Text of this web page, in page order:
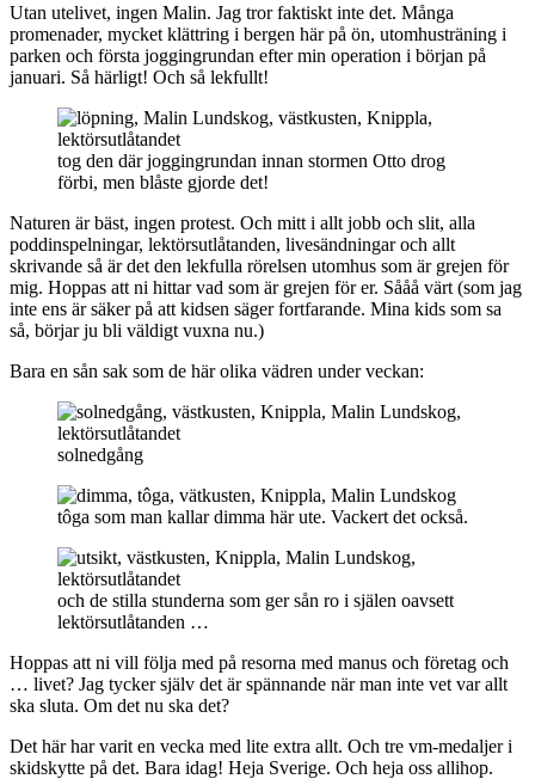
Utan utelivet, ingen Malin. Jag tror faktiskt inte det. Många
promenader, mycket klättring i bergen här på ön, utomhusträning i
parken och första joggingrundan efter min operation i början på
januari. Så härligt! Och så lekfullt!
tog den där joggingrundan innan stormen Otto drog
förbi, men blåste gjorde det!
Naturen är bäst, ingen protest. Och mitt i allt jobb och slit, alla
poddinspelningar, lektörsutlåtanden, livesändningar och allt
skrivande så är det den lekfulla rörelsen utomhus som är grejen för
mig. Hoppas att ni hittar vad som är grejen för er. Sååå värt (som jag
inte ens är säker på att kidsen säger fortfarande. Mina kids som sa
så, börjar ju bli väldigt vuxna nu.)
Bara en sån sak som de här olika vädren under veckan:
solnedgång
tôga som man kallar dimma här ute. Vackert det också.
och de stilla stunderna som ger sån ro i själen oavsett
lektörsutlåtanden …
Hoppas att ni vill följa med på resorna med manus och företag och
… livet? Jag tycker själv det är spännande när man inte vet var allt
ska sluta. Om det nu ska det?
Det här har varit en vecka med lite extra allt. Och tre vm-medaljer i
skidskytte på det. Bara idag! Heja Sverige. Och heja oss allihop.